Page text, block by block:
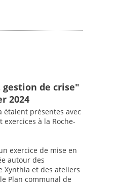
de crise"
2024
étaient présentes avec
à la Roche-
exercice de mise en
autour des
Xynthia et des ateliers
Plan communal de